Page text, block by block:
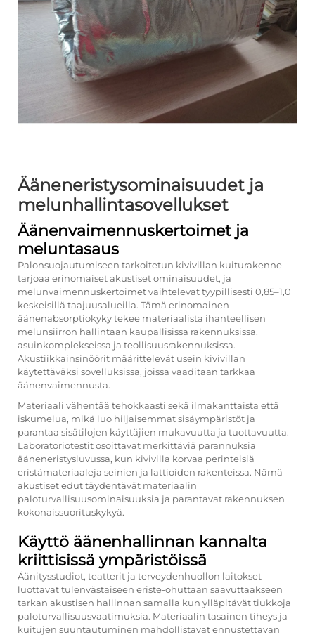
Ääneneristysominaisuudet ja
melunhallintasovellukset
Äänenvaimennuskertoimet ja
meluntasaus
Palonsuojautumiseen tarkoitetun kivivillan kuiturakenne
tarjoaa erinomaiset akustiset ominaisuudet, ja
melunvaimennuskertoimet vaihtelevat tyypillisesti 0,85–1,0
keskeisillä taajuusalueilla. Tämä erinomainen
äänenabsorptiokyky tekee materiaalista ihanteellisen
melunsiirron hallintaan kaupallisissa rakennuksissa,
asuinkomplekseissa ja teollisuusrakennuksissa.
Akustiikkainsinöörit määrittelevät usein kivivillan
käytettäväksi sovelluksissa, joissa vaaditaan tarkkaa
äänenvaimennusta.
Materiaali vähentää tehokkaasti sekä ilmakanttaista että
iskumelua, mikä luo hiljaisemmat sisäympäristöt ja
parantaa sisätilojen käyttäjien mukavuutta ja tuottavuutta.
Laboratoriotestit osoittavat merkittäviä parannuksia
ääneneristysluvussa, kun kivivilla korvaa perinteisiä
eristämateriaaleja seinien ja lattioiden rakenteissa. Nämä
akustiset edut täydentävät materiaalin
paloturvallisuusominaisuuksia ja parantavat rakennuksen
kokonaissuorituskykyä.
Käyttö äänenhallinnan kannalta
kriittisissä ympäristöissä
Äänitysstudiot, teatterit ja terveydenhuollon laitokset
luottavat tulenvästaiseen eriste-ohuttaan saavuttaakseen
tarkan akustisen hallinnan samalla kun ylläpitävät tiukkoja
paloturvallisuusvaatimuksia. Materiaalin tasainen tiheys ja
kuitujen suuntautuminen mahdollistavat ennustettavan